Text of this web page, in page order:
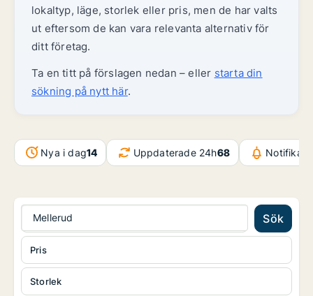
lokaltyp, läge, storlek eller pris, men de har valts
ut eftersom de kan vara relevanta alternativ för
ditt företag.
Ta en titt på förslagen nedan – eller starta din
sökning på nytt här.
Nya i dag14 Uppdaterade 24h68
Mellerud Sök
Storlek
Pris